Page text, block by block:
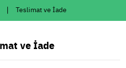
Teslimat ve İade
ve İade